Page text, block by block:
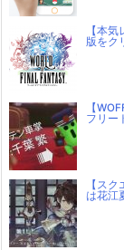
【本
版をク
【
フリー
【ス
は花江